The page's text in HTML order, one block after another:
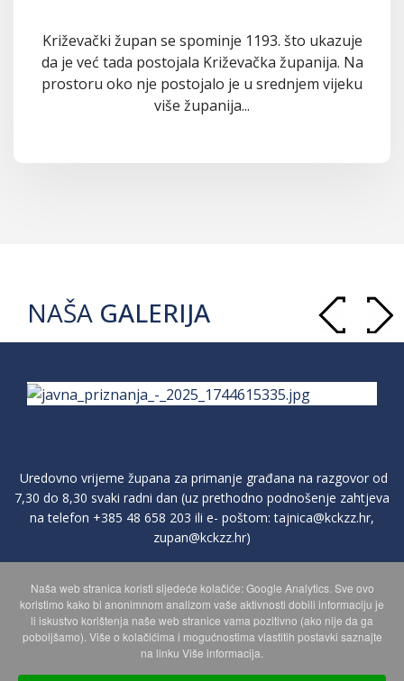
Križevački župan se spominje 1193. što ukazuje
da je već tada postojala Križevačka županija. Na
prostoru oko nje postojalo je u srednjem vijeku
više županija...
NAŠA GALERIJA
Uredovno vrijeme župana za primanje građana na razgovor od
7,30 do 8,30 svaki radni dan (uz prethodno podnošenje zahtjeva
na telefon +385 48 658 203 ili e- poštom:tajnica@kckzz.hr,
zupan@kckzz.hr)
POLITIKA ZAŠTITE PRIVATNOSTI OSOBNIH PODATAKA
MAPA WEBA
Naša web stranica koristi sljedeće kolačiće: Google Analytics. Sve ovo
koristimo kako bi anonimnom analizom vaše aktivnosti dobili informaciju je
li iskustvo korištenja naše web stranice vama pozitivno (ako nije da ga
poboljšamo). Više o kolačićima i mogućnostima vlastitih postavki saznajte
na linku Više informacija.